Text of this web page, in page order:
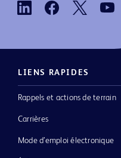
LIENS RAPIDES
Rappels et actions de terrain
Carrières
Mode d’emploi électronique